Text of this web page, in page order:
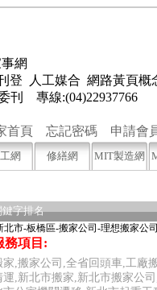
網
登 人工媒合 網路黃頁概
刊 專線:(04)22937766
首頁 忘記密碼 申請會
網 修繕網 MIT製造網
字排名
北市-板橋區-搬家公司-理想搬家公
務項目:
家,搬家公司,全省回頭車,工廠
運,新北市搬家,新北市搬家公